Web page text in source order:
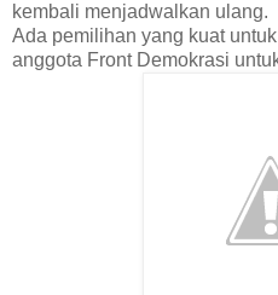
kembali menjadwalkan ulang.
Ada pemilihan yang kuat
anggota Front Demokrasi